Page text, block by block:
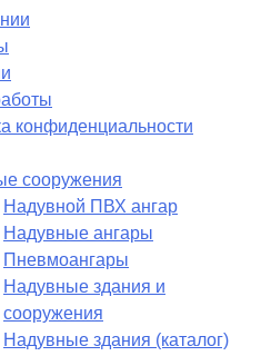
конфиденциальности
сооружения
Надувной ПВХ ангар
Надувные ангары
Пневмоангары
Надувные здания и
сооружения
Надувные здания (каталог)